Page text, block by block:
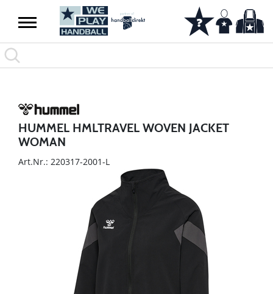
HUMMEL HMLTRAVEL WOVEN JACKET
WOMAN
Art.Nr.: 220317-2001-L